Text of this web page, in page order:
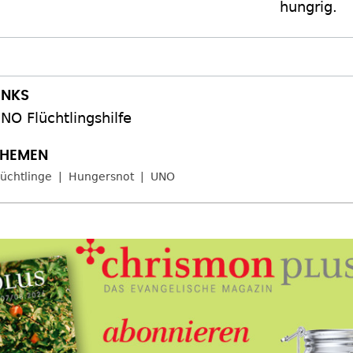
hungrig.
Flüchtlingshilfe
Hungersnot UNO